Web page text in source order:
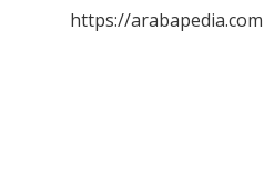
https://arabapedia.com